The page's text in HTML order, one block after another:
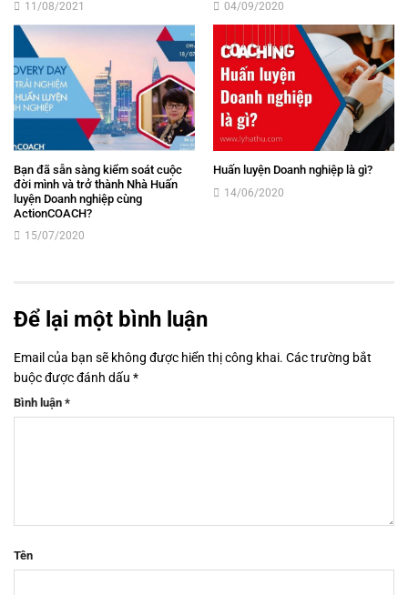
11/08/2021 04/09/2020
Bạn đã sẵn sàng kiểm soát cuộc
đời mình và trở thành Nhà Huấn
luyện Doanh nghiệp cùng
ActionCOACH?
15/07/2020
Huấn luyện Doanh nghiệp là gì?
14/06/2020
Để lại một bình luận
Email của bạn sẽ không được hiển thị công khai. Các trường bắt
buộc được đánh dấu *
Bình luận *
Tên